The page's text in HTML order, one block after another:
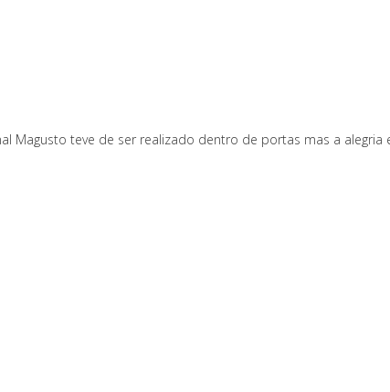
Magusto teve de ser realizado dentro de portas mas a